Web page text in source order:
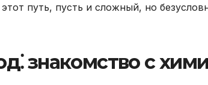
путь, пусть и сложный, но
знакомство с